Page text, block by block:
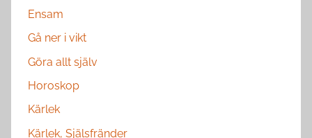
Ensam
Gå ner i vikt
Göra allt själv
Horoskop
Kärlek
Kärlek, Själsfränder